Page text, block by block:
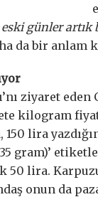
günler
da bir anlam
ziyaret
kilogram
lira
gram)’
lira.
onun da